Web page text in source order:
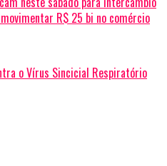
R$ 25 bi no comércio
o Vírus Sincicial Respiratório